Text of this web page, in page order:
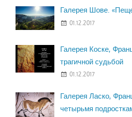
Галерея Шове.
01.12.2017
Галерея Коске,
трагичной судьбой
01.12.2017
Галерея Ласко,
четырьмя